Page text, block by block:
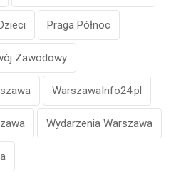
Praga Północ
Zawodowy
WarszawaInfo24.pl
Wydarzenia Warszawa